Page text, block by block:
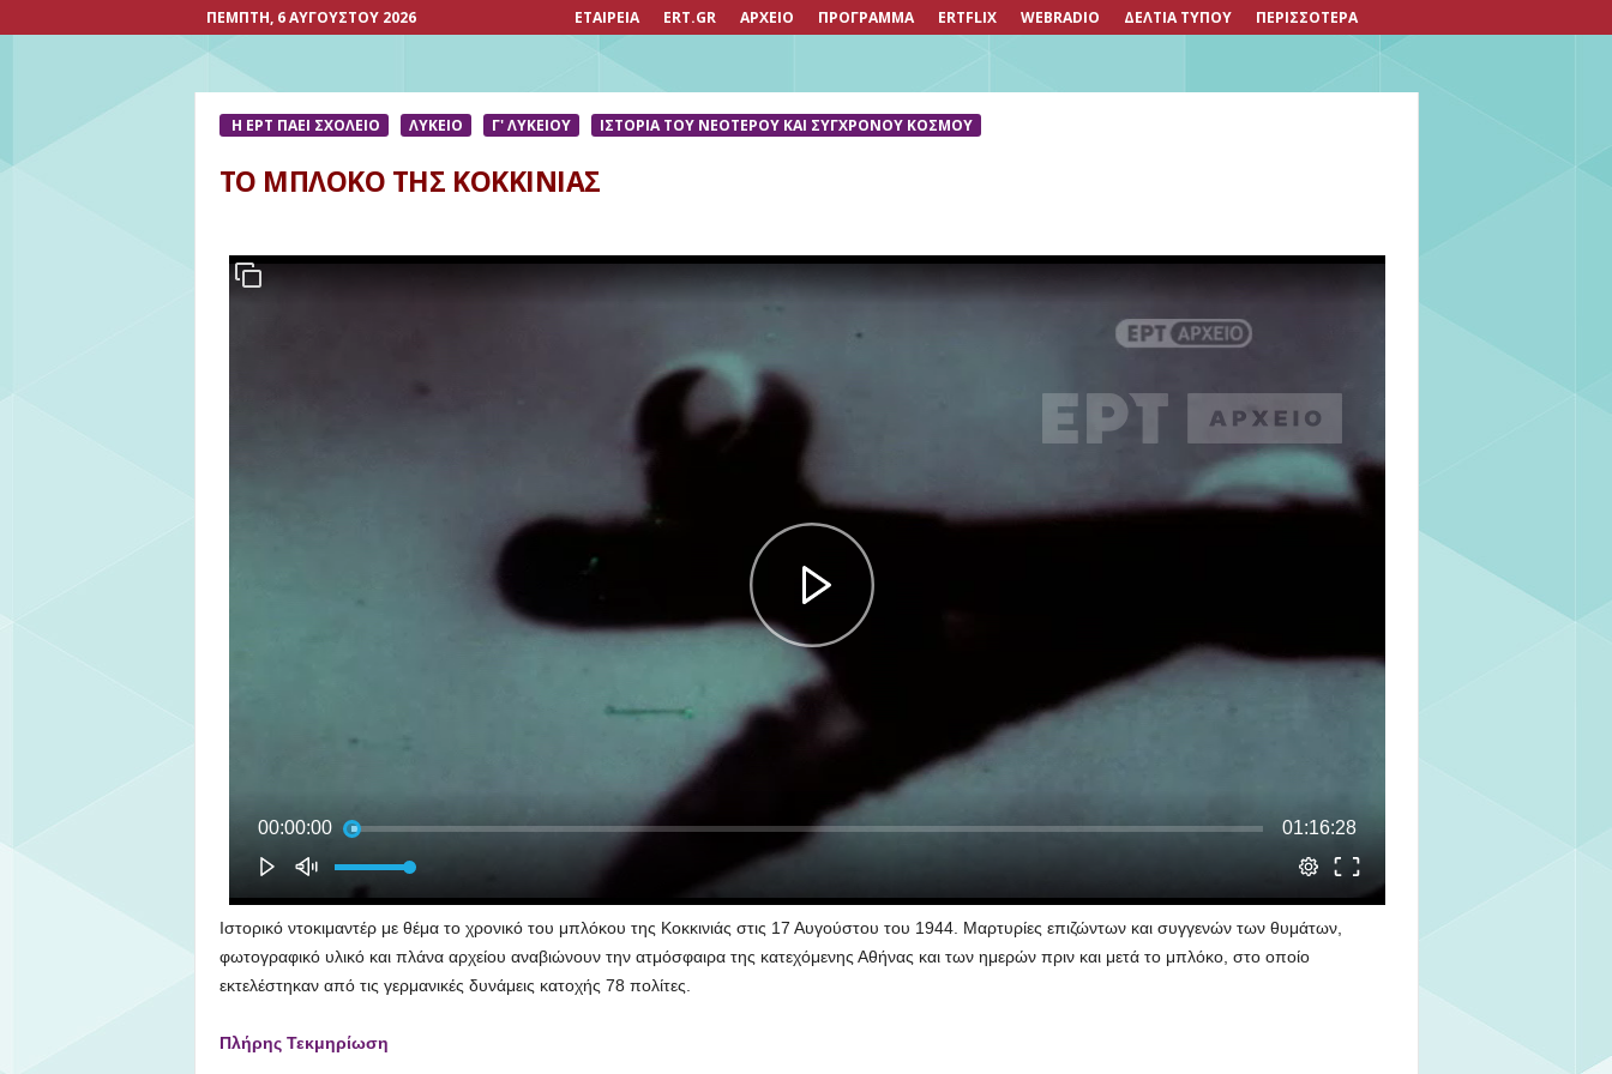
ΠΈΜΠΤΗ, 6 ΑΥΓΟΎΣΤΟΥ 2026 ΕΤΑΙΡΕΙΑ ERT.GR ΑΡΧΕΙΟ ΠΡΟΓΡΑΜΜΑ ERTFLIX WEBRADIO ΔΕΛΤΙΑ ΤΥΠΟΥ ΠΕΡΙΣΣΟΤΕΡΑ
Η ΕΡΤ ΠΑΕΙ ΣΧΟΛΕΙΟ ΛΥΚΕΙΟ Γ' ΛΥΚΕΙΟΥ ΙΣΤΟΡΊΑ ΤΟΥ ΝΕΌΤΕΡΟΥ ΚΑΙ ΣΎΓΧΡΟΝΟΥ ΚΌΣΜΟΥ
ΤΟ ΜΠΛΟΚΟ ΤΗΣ ΚΟΚΚΙΝΙΑΣ
Ιστορικό ντοκιμαντέρ με θέμα το χρονικό του μπλόκου της Κοκκινιάς στις 17 Αυγούστου του 1944. Μαρτυρίες επιζώντων και συγγενών των θυμάτων,
φωτογραφικό υλικό και πλάνα αρχείου αναβιώνουν την ατμόσφαιρα της κατεχόμενης Αθήνας και των ημερών πριν και μετά το μπλόκο, στο οποίο
εκτελέστηκαν από τις γερμανικές δυνάμεις κατοχής 78 πολίτες.
Πλήρης Τεκμηρίωση